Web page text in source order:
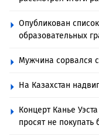
Опубликован
образовательных
Мужчина сорвался
На Казахстан
Концерт Канье
просят не покупать